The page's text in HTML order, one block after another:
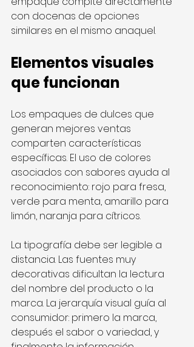
con docenas de opciones
similares en el mismo anaquel.
Elementos visuales
que funcionan
Los empaques de dulces que
generan mejores ventas
comparten características
específicas. El uso de colores
asociados con sabores ayuda al
reconocimiento: rojo para fresa,
verde para menta, amarillo para
limón, naranja para cítricos.
La tipografía debe ser legible a
distancia. Las fuentes muy
decorativas dificultan la lectura
del nombre del producto o la
marca. La jerarquía visual guía al
consumidor: primero la marca,
después el sabor o variedad, y